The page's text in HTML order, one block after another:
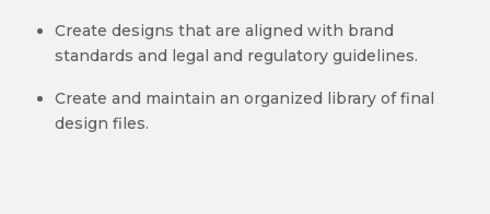
Create designs that are aligned with brand
standards and legal and regulatory guidelines.
Create and maintain an organized library of final
design files.